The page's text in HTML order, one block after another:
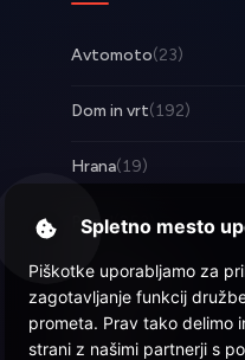
Avtomoto(23)
Dom in vrt(192)
Hrana(19)
Posel(253)
Tehnologija(17)
Zabava(57)
Spletno mesto
Piškotke uporabljamo za
zagotavljanje funkcij
prometa. Prav tako delimo
strani z našimi partnerji s